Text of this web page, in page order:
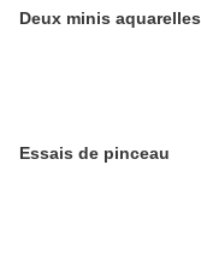
Deux minis aquarelles
Essais de pinceau